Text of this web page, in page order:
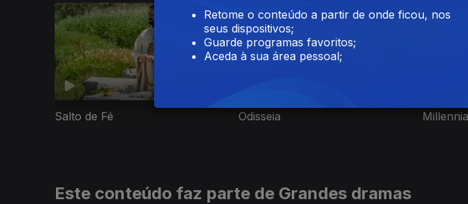
Salto de Fé Odisseia
Este conteúdo faz parte de Grandes dramas
Retome o conteúdo a partir de onde ficou, nos
seus dispositivos;
Guarde programas favoritos;
Aceda à sua área pessoal;